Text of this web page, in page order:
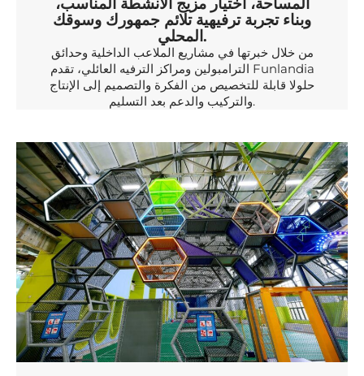
وبناء تجربة ترفيهية تلائم جمهورك وسوقك
المحلي.
من خلال خبرتها في مشاريع الملاعب الداخلية وحدائق
الترامبولين ومراكز الترفيه العائلي، تقدم Funlandia
حلولا قابلة للتخصيص من الفكرة والتصميم إلى الإنتاج
والتركيب والدعم بعد التسليم.